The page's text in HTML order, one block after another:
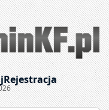
krótkofalarskie
Rejestracja